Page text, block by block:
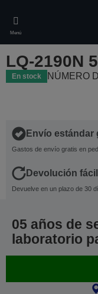
main
content
Menú
LQ-2190N
En stock NÚMERO
Envío estándar
Gastos de envío gratis en
Devolución fácil
Devuelve en un plazo de 30
05 años de
laboratorio